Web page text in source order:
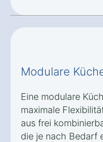
Modulare
Eine modulare
maximale
aus frei
die je nach Bedarf